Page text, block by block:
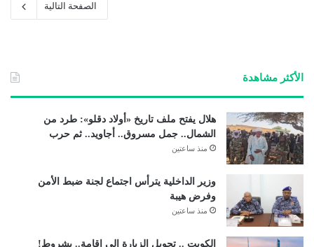
الصفحة التالية
الأكثر مشاهدة
هلال يفتح ملف تاريخ «أولاد دقلو»: طرد من
الشمال.. جمل مسروق.. أجاويد.. ثم حرب
منذ ساعتين
وزير الداخلية يترأس اجتماع لجنة ضبط الأمن
وفرض هيبة
منذ ساعتين
الكويت .. تحويل الزيارة إلى إقامة.. بشروط!